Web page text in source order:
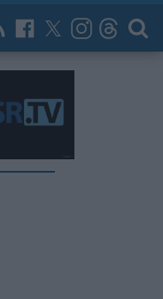
News Now Archív